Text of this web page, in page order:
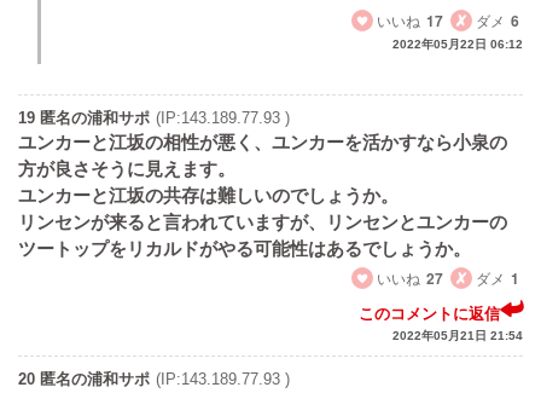
いいね 17 ダメ 6
2022年05月22日 06:12
19 匿名の浦和サポ (IP:143.189.77.93 )
ユンカーと江坂の相性が悪く、ユンカーを活かすなら小泉の
方が良さそうに見えます。
ユンカーと江坂の共存は難しいのでしょうか。
リンセンが来ると言われていますが、リンセンとユンカーの
ツートップをリカルドがやる可能性はあるでしょうか。
いいね 27 ダメ 1
このコメントに返信
2022年05月21日 21:54
20 匿名の浦和サポ (IP:143.189.77.93 )